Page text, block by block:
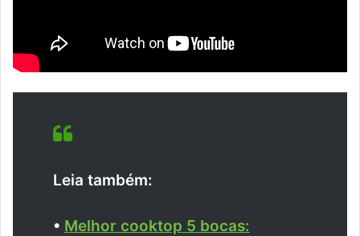
Leia também:
• Melhor cooktop 5 bocas: